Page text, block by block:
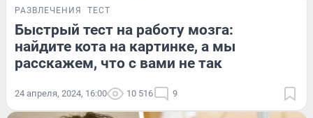
РАЗВЛЕЧЕНИЯ ТЕСТ
Быстрый тест на работу мозга:
найдите кота на картинке, а мы
расскажем, что с вами не так
24 апреля, 2024, 16:00 10 516 9